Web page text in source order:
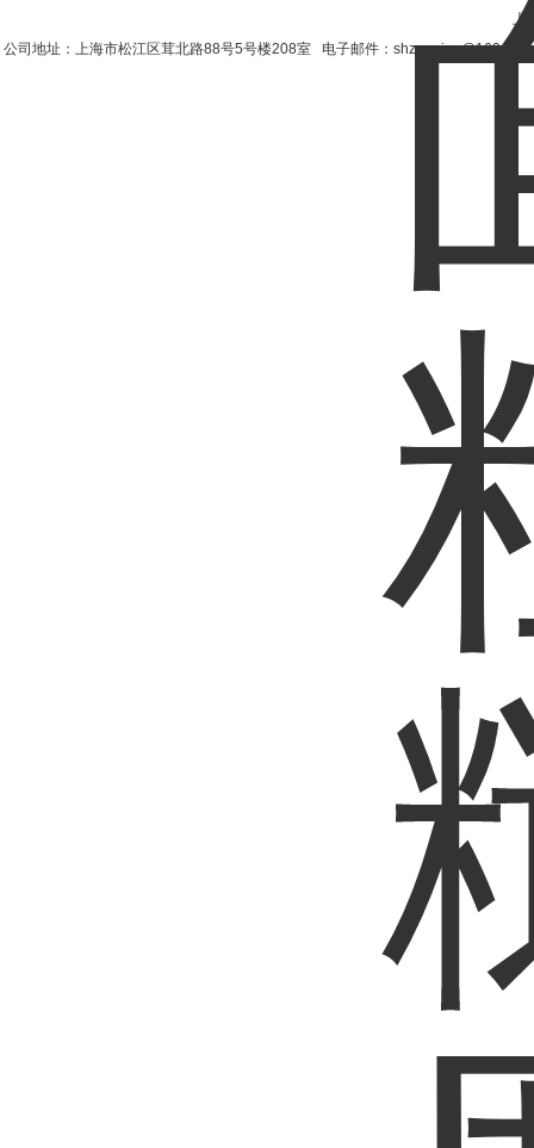
上
公司地址：上海市松江区茸北路88号5号楼208室 电子邮件：